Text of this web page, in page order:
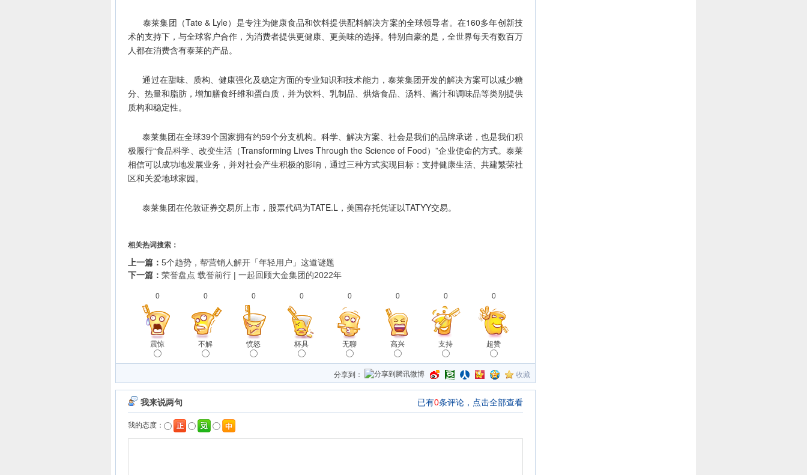
泰莱集团（Tate & Lyle）是专注为健康食品和饮料提供配料解决方案的全球领导者。在160多年创新技
术的支持下，与全球客户合作，为消费者提供更健康、更美味的选择。特别自豪的是，全世界每天有数百万
人都在消费含有泰莱的产品。
通过在甜味、质构、健康强化及稳定方面的专业知识和技术能力，泰莱集团开发的解决方案可以减少糖
分、热量和脂肪，增加膳食纤维和蛋白质，并为饮料、乳制品、烘焙食品、汤料、酱汁和调味品等类别提供
质构和稳定性。
泰莱集团在全球39个国家拥有约59个分支机构。科学、解决方案、社会是我们的品牌承诺，也是我们积
极履行“食品科学、改变生活（Transforming Lives Through the Science of Food）”企业使命的方式。泰莱
相信可以成功地发展业务，并对社会产生积极的影响，通过三种方式实现目标：支持健康生活、共建繁荣社
区和关爱地球家园。
泰莱集团在伦敦证券交易所上市，股票代码为TATE.L，美国存托凭证以TATYY交易。
相关热词搜索：
上一篇： 5个趋势，帮营销人解开「年轻用户」这道谜题
下一篇： 荣誉盘点 载誉前行 | 一起回顾大金集团的2022年
0
震惊
0
不解
0
愤怒
0
杯具
0
无聊
0
高兴
0
支持
0
超赞
分享到： 收藏